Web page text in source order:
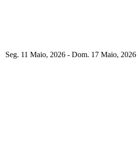
Seg. 11 Maio, 2026 - Dom. 17 Maio, 2026